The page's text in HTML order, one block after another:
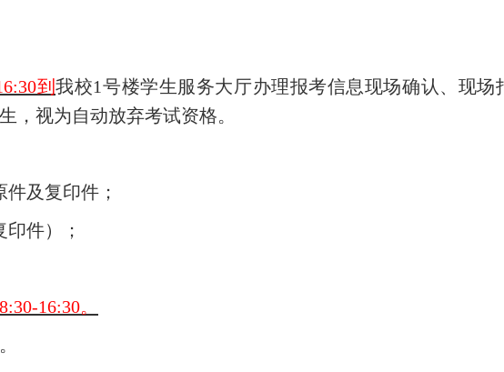
到我校1号楼学生服务大厅办理报考信息现场确认、现场
，视为自动放弃考试资格。
件及复印件；
件）；
16:30。